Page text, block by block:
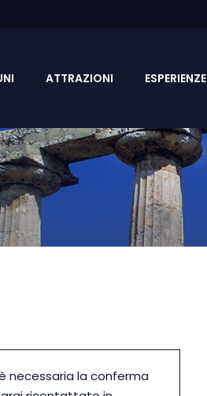
ATTRAZIONI ESPERIENZE
necessaria la conferma